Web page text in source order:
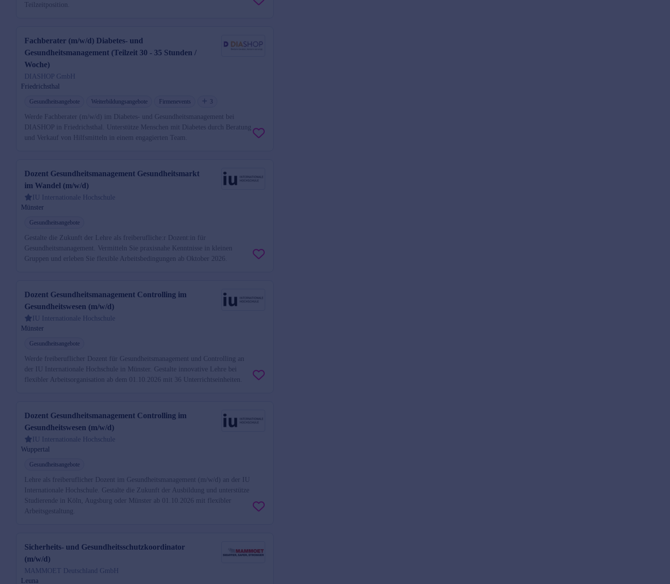
Teilzeitposition.
Fachberater (m/w/d) Diabetes- und
Gesundheitsmanagement (Teilzeit 30 - 35 Stunden /
Woche)
DIASHOP GmbH
Friedrichsthal
Gesundheitsangebote Weiterbildungsangebote Firmenevents 3
Werde Fachberater (m/w/d) im Diabetes- und Gesundheitsmanagement bei
DIASHOP in Friedrichsthal. Unterstütze Menschen mit Diabetes durch Beratung
und Verkauf von Hilfsmitteln in einem engagierten Team.
Dozent Gesundheitsmanagement Gesundheitsmarkt
im Wandel (m/w/d)
IU Internationale Hochschule
Münster
Gesundheitsangebote
Gestalte die Zukunft der Lehre als freiberufliche:r Dozent:in für
Gesundheitsmanagement. Vermitteln Sie praxisnahe Kenntnisse in kleinen
Gruppen und erleben Sie flexible Arbeitsbedingungen ab Oktober 2026.
Dozent Gesundheitsmanagement Controlling im
Gesundheitswesen (m/w/d)
IU Internationale Hochschule
Münster
Gesundheitsangebote
Werde freiberuflicher Dozent für Gesundheitsmanagement und Controlling an
der IU Internationale Hochschule in Münster. Gestalte innovative Lehre bei
flexibler Arbeitsorganisation ab dem 01.10.2026 mit 36 Unterrichtseinheiten.
Dozent Gesundheitsmanagement Controlling im
Gesundheitswesen (m/w/d)
IU Internationale Hochschule
Wuppertal
Gesundheitsangebote
Lehre als freiberuflicher Dozent im Gesundheitsmanagement (m/w/d) an der IU
Internationale Hochschule. Gestalte die Zukunft der Ausbildung und unterstütze
Studierende in Köln, Augsburg oder Münster ab 01.10.2026 mit flexibler
Arbeitsgestaltung.
Sicherheits- und Gesundheitsschutzkoordinator
(m/w/d)
MAMMOET Deutschland GmbH
Leuna